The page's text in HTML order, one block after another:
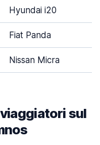
Hyundai i20
Fiat Panda
Nissan Micra
sul